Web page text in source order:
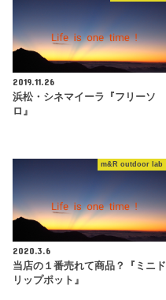
2019.11.26
浜松・シネマイーラ『フリーソ
ロ』
m&R outdoor lab
2020.3.6
当店の１番売れて商品？『ミニド
リップポット』